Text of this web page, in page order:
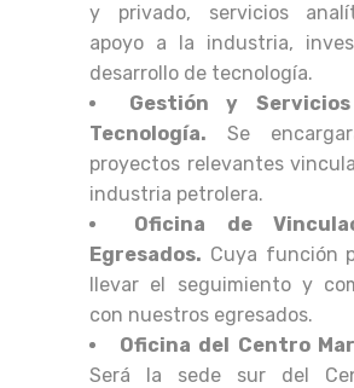
y privado, servicios
apoyo a la industria,
desarrollo de tecnología.
Gestión y
Tecnología. Se
proyectos relevantes
industria petrolera.
Oficina de
Egresados. Cuya función
llevar el seguimiento y
con nuestros egresados.
Oficina del Centro
Será la sede sur del